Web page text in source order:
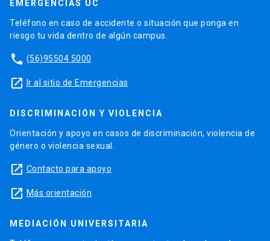
EMERGENCIAS UC
Teléfono en caso de accidente o situación que ponga en
riesgo tu vida dentro de algún campus.
phone (56)95504 5000
launch Ir al sitio de Emergencias
DISCRIMINACIÓN Y VIOLENCIA
Orientación y apoyo en casos de discriminación, violencia de
género o violencia sexual.
launch Contacto para apoyo
launch Más orientación
MEDIACIÓN UNIVERSITARIA